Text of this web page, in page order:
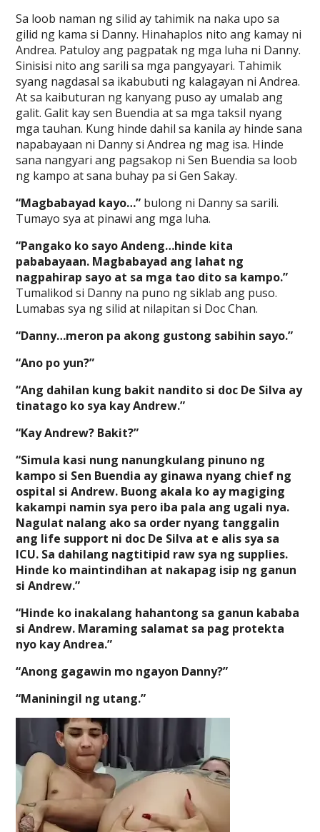
Sa loob naman ng silid ay tahimik na naka upo sa
gilid ng kama si Danny. Hinahaplos nito ang kamay ni
Andrea. Patuloy ang pagpatak ng mga luha ni Danny.
Sinisisi nito ang sarili sa mga pangyayari. Tahimik
syang nagdasal sa ikabubuti ng kalagayan ni Andrea.
At sa kaibuturan ng kanyang puso ay umalab ang
galit. Galit kay sen Buendia at sa mga taksil nyang
mga tauhan. Kung hinde dahil sa kanila ay hinde sana
napabayaan ni Danny si Andrea ng mag isa. Hinde
sana nangyari ang pagsakop ni Sen Buendia sa loob
ng kampo at sana buhay pa si Gen Sakay.
“Magbabayad kayo…” bulong ni Danny sa sarili.
Tumayo sya at pinawi ang mga luha.
“Pangako ko sayo Andeng…hinde kita
pababayaan. Magbabayad ang lahat ng
nagpahirap sayo at sa mga tao dito sa kampo.”
Tumalikod si Danny na puno ng siklab ang puso.
Lumabas sya ng silid at nilapitan si Doc Chan.
“Danny…meron pa akong gustong sabihin sayo.”
“Ano po yun?”
“Ang dahilan kung bakit nandito si doc De Silva ay
tinatago ko sya kay Andrew.”
“Kay Andrew? Bakit?”
“Simula kasi nung nanungkulang pinuno ng
kampo si Sen Buendia ay ginawa nyang chief ng
ospital si Andrew. Buong akala ko ay magiging
kakampi namin sya pero iba pala ang ugali nya.
Nagulat nalang ako sa order nyang tanggalin
ang life support ni doc De Silva at e alis sya sa
ICU. Sa dahilang nagtitipid raw sya ng supplies.
Hinde ko maintindihan at nakapag isip ng ganun
si Andrew.”
“Hinde ko inakalang hahantong sa ganun kababa
si Andrew. Maraming salamat sa pag protekta
nyo kay Andrea.”
“Anong gagawin mo ngayon Danny?”
“Maniningil ng utang.”